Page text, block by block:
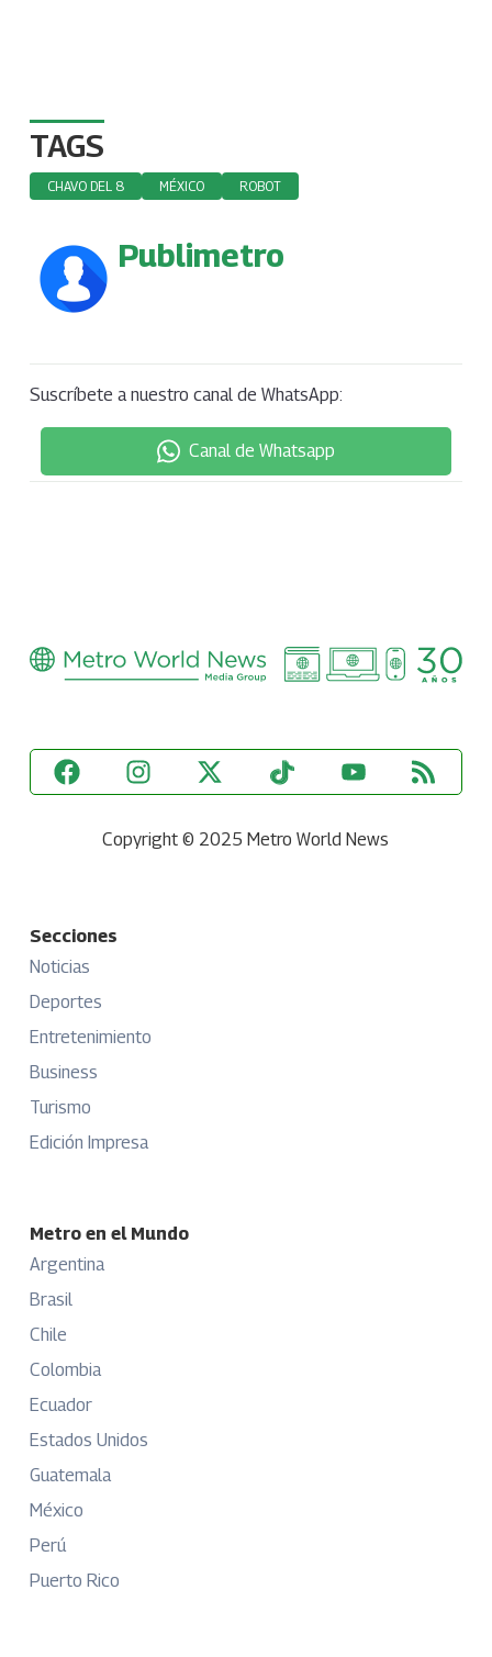
TAGS
CHAVO DEL 8 MÉXICO ROBOT
Publimetro
Suscríbete a nuestro canal de WhatsApp:
Canal de Whatsapp
Copyright © 2025 Metro World News
Secciones
Noticias
Deportes
Entretenimiento
Business
Turismo
Edición Impresa
Metro en el Mundo
Argentina
Brasil
Chile
Colombia
Ecuador
Estados Unidos
Guatemala
México
Perú
Puerto Rico